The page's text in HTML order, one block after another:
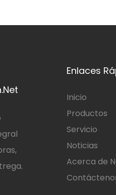
IPhone 16
Enlaces
Inicio
Productos
Servicio
Noticias
Acerca de